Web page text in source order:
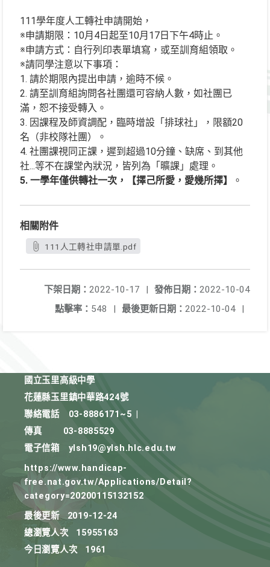
111學年度人工轉社申請開始，
※申請期限：10月4日起至10月17日下午4時止。
※申請方式：自行列印表單填寫，或至訓育組領取。
※請同學注意以下事項：
1. 請於期限內提出申請，逾時不候。
2. 請至訓育組詢問各社團還可容納人數，如社團已
滿，恕不接受轉入。
3. 因課程及師資調配，臨時增設「排球社」，限額20
名（非校隊社團）。
4. 社團課視同正課，遲到超過10分鐘、缺席、到其他
社...等不在課堂內狀況，皆列為「曠課」處理。
5. 一學年僅供轉社一次，【擇己所愛，愛幾所擇】
。
相關附件
111人工轉社申請單.pdf
發佈日期： 2022-10-04
下架日期： 2022-10-17
|
最後更新日期： 2022-10-04 |
點擊率： 548 |
國立玉里高級中學
花蓮縣玉里鎮中華路424號
聯絡電話
03-8886171~5
傳真
03-8885529
電子信箱
ylsh19@ylsh.hlc.edu.tw
https://www.handicap-
free.nat.gov.tw/Applications/Detail?
category=20200115132152
最後更新
2019-12-24
總瀏覽人次
15955163
今日瀏覽人次
1961